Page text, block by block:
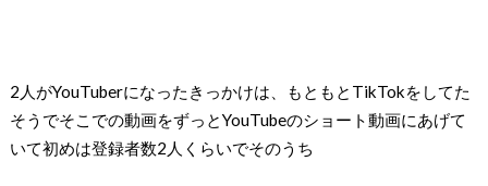
2人がYouTuberになったきっかけは、もともとTikTokをしてた
そうでそこでの動画をずっとYouTubeのショート動画にあげて
いて初めは登録者数2人くらいでそのうち